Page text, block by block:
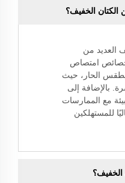
الكتان الخفيف؟
العديد من
وخصائص امتصاص
الحار، حيث
بالإضافة إلى
مع الممارسات
للمستهلكين
الخفيف؟